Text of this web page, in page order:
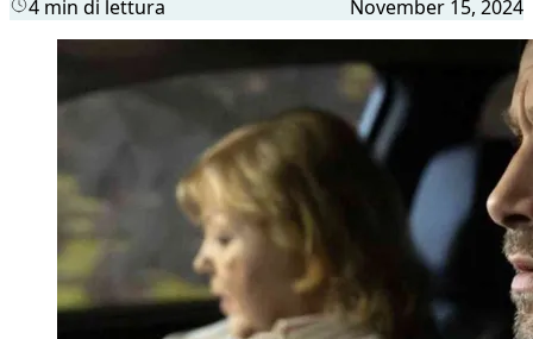
4 min di lettura November 15, 2024